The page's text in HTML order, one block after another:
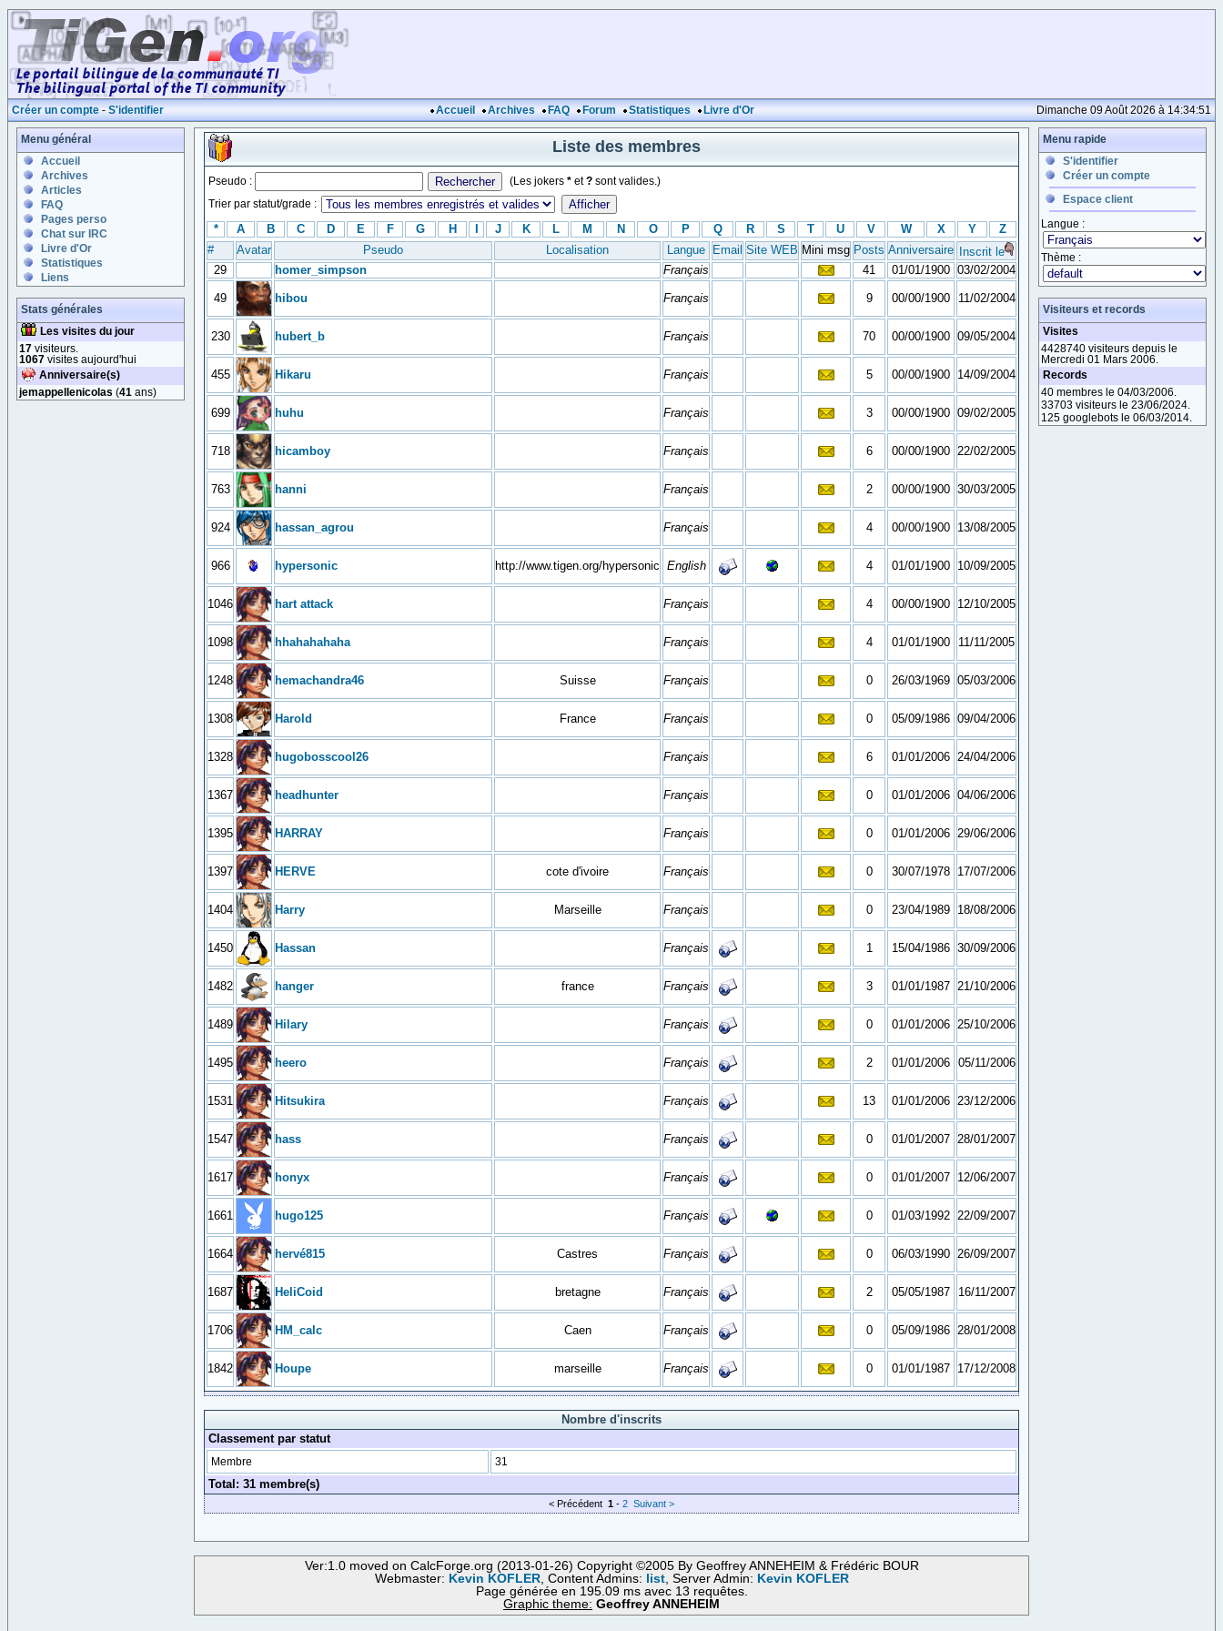
Créer un compte - S'identifier Accueil Archives FAQ Forum Statistiques Livre d'Or Dimanche 09 Août 2026 à 14:34:51
Menu général
Accueil
Archives
Articles
FAQ
Pages perso
Chat sur IRC
Livre d'Or
Statistiques
Liens
Stats générales
Les visites du jour
17 visiteurs.
1067 visites aujourd'hui
Anniversaire(s)
jemappellenicolas (41 ans)
Liste des membres
Pseudo : (Les jokers * et? sont valides.)
Trier par statut/grade :
* A B C D E F G H J K L M N O P Q R S T U V W X Y
Z
#
Avatar Pseudo Localisation Langue Email Site WEB Mini msg Posts Anniversaire
Inscrit le
29
homer_simpson Français 41 01/01/1900 03/02/2004
49 hibou Français 9 00/00/1900 11/02/2004
230 hubert_b Français 70 00/00/1900 09/05/2004
455 Hikaru Français 5 00/00/1900 14/09/2004
699 huhu Français 3 00/00/1900 09/02/2005
718 hicamboy Français 6 00/00/1900 22/02/2005
763 hanni Français 2 00/00/1900 30/03/2005
924 hassan_agrou Français 4 00/00/1900 13/08/2005
966 hypersonic http://www.tigen.org/hypersonic English 4 01/01/1900 10/09/2005
1046 hart attack Français 4 00/00/1900 12/10/2005
1098 hhahahahaha Français 4 01/01/1900 11/11/2005
1248 hemachandra46 Suisse Français 0 26/03/1969 05/03/2006
1308 Harold France Français 0 05/09/1986 09/04/2006
1328 hugobosscool26 Français 6 01/01/2006 24/04/2006
1367 headhunter Français 0 01/01/2006 04/06/2006
1395 HARRAY Français 0 01/01/2006 29/06/2006
1397 HERVE cote d'ivoire Français 0 30/07/1978 17/07/2006
1404 Harry Marseille Français 0 23/04/1989 18/08/2006
1450 Hassan Français 1 15/04/1986 30/09/2006
1482 hanger france Français 3 01/01/1987 21/10/2006
1489 Hilary Français 0 01/01/2006 25/10/2006
1495 heero Français 2 01/01/2006 05/11/2006
1531 Hitsukira Français 13 01/01/2006 23/12/2006
1547 hass Français 0 01/01/2007 28/01/2007
1617 honyx Français 0 01/01/2007 12/06/2007
1661 hugo125 Français 0 01/03/1992 22/09/2007
1664 hervé815 Castres Français 0 06/03/1990 26/09/2007
1687 HeliCoid bretagne Français 2 05/05/1987 16/11/2007
1706 HM_calc Caen Français 0 05/09/1986 28/01/2008
1842 Houpe marseille Français 0 01/01/1987 17/12/2008
Nombre d'inscrits
Classement par statut
Membre 31
Total: 31 membre(s)
< Précédent 1 - 2 Suivant >
Ver:1.0 moved on CalcForge.org (2013-01-26) Copyright ©2005 By Geoffrey ANNEHEIM & Frédéric BOUR
Webmaster: Kevin KOFLER, Content Admins: list, Server Admin: Kevin KOFLER
Page générée en 195.09 ms avec 13 requêtes.
Graphic theme: Geoffrey ANNEHEIM
Menu rapide
S'identifier
Créer un compte
Espace client
Langue :
Thème :
Visiteurs et records
Visites
4428740 visiteurs depuis le
Mercredi 01 Mars 2006.
Records
40 membres le 04/03/2006.
33703 visiteurs le 23/06/2024.
125 googlebots le 06/03/2014.